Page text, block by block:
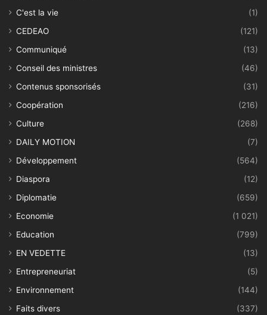
C'est la vie
(1)
CEDEAO
(121)
Communiqué
(13)
Conseil des ministres
(46)
Contenus sponsorisés
(31)
Coopération
(216)
Culture
(268)
DAILY MOTION
(7)
Développement
(564)
Diaspora
(12)
Diplomatie
(659)
Economie
(1 021)
Education
(799)
EN VEDETTE
(13)
Entrepreneuriat
(5)
Environnement
(144)
Faits divers
(337)